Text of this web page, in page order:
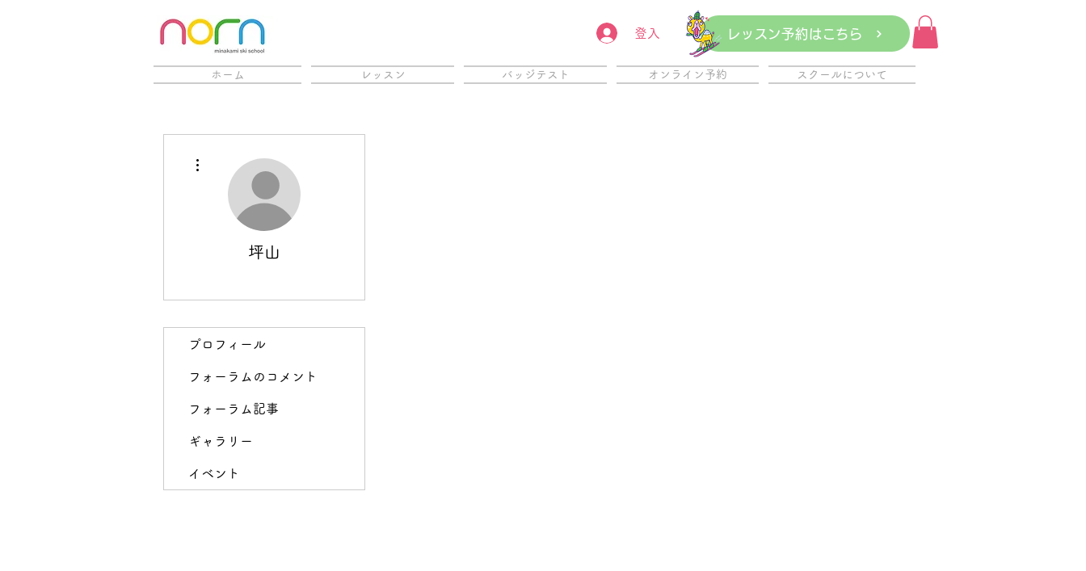
登入 レッスン予約はこちら
ホーム レッスン バッジテスト オンライン予約 スクールについて
坪山
プロフィール
フォーラムのコメント
フォーラム記事
ギャラリー
イベント